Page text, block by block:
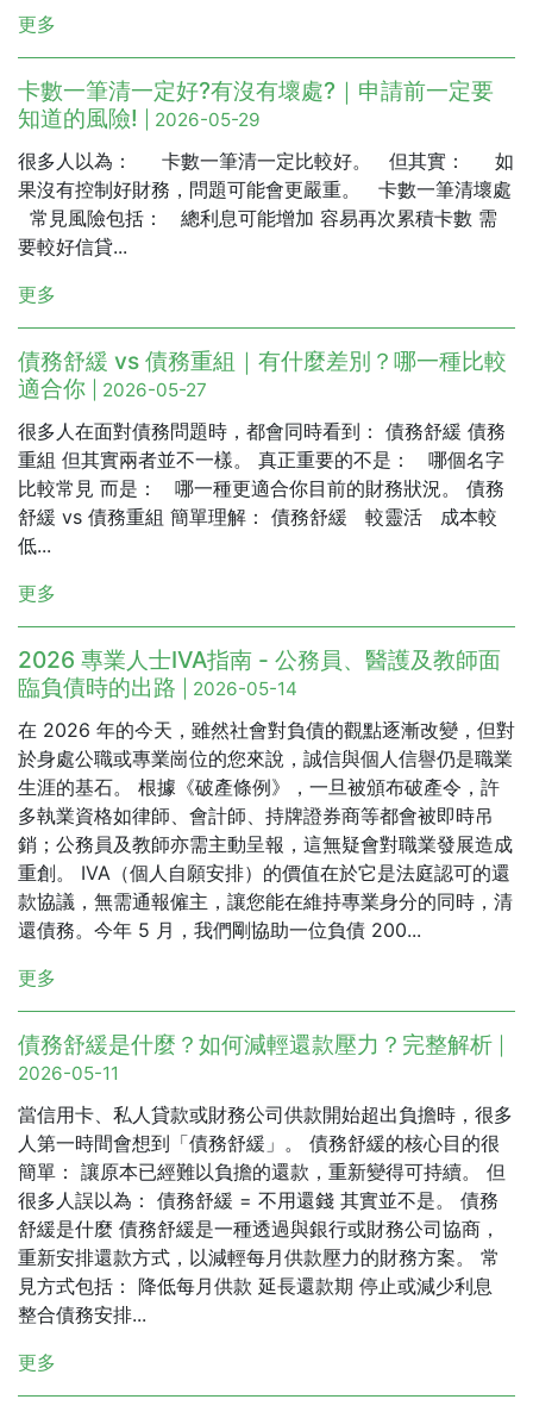
更多
卡數一筆清一定好?有沒有壞處?｜申請前一定要
知道的風險!
| 2026-05-29
很多人以為： 卡數一筆清一定比較好。 但其實： 如
果沒有控制好財務，問題可能會更嚴重。 卡數一筆清壞處
常見風險包括： 總利息可能增加 容易再次累積卡數 需
要較好信貸...
更多
債務舒緩 vs 債務重組｜有什麼差別？哪一種比較
適合你
| 2026-05-27
很多人在面對債務問題時，都會同時看到： 債務舒緩 債務
重組 但其實兩者並不一樣。 真正重要的不是： 哪個名字
比較常見 而是： 哪一種更適合你目前的財務狀況。 債務
舒緩 vs 債務重組 簡單理解： 債務舒緩 較靈活 成本較
低...
更多
2026 專業人士IVA指南 - 公務員、醫護及教師面
臨負債時的出路
| 2026-05-14
在 2026 年的今天，雖然社會對負債的觀點逐漸改變，但對
於身處公職或專業崗位的您來說，誠信與個人信譽仍是職業
生涯的基石。 根據《破產條例》，一旦被頒布破產令，許
多執業資格如律師、會計師、持牌證券商等都會被即時吊
銷；公務員及教師亦需主動呈報，這無疑會對職業發展造成
重創。 IVA（個人自願安排）的價值在於它是法庭認可的還
款協議，無需通報僱主，讓您能在維持專業身分的同時，清
還債務。今年 5 月，我們剛協助一位負債 200...
更多
債務舒緩是什麼？如何減輕還款壓力？完整解析
2026-05-11
當信用卡、私人貸款或財務公司供款開始超出負擔時，很多
人第一時間會想到「債務舒緩」。 債務舒緩的核心目的很
簡單： 讓原本已經難以負擔的還款，重新變得可持續。 但
很多人誤以為： 債務舒緩 = 不用還錢 其實並不是。 債務
舒緩是什麼 債務舒緩是一種透過與銀行或財務公司協商，
重新安排還款方式，以減輕每月供款壓力的財務方案。 常
見方式包括： 降低每月供款 延長還款期 停止或減少利息
整合債務安排...
更多